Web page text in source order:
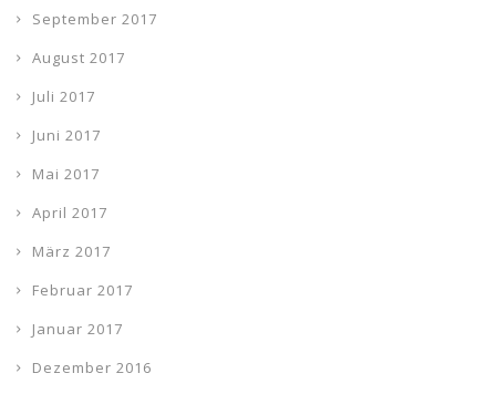
September 2017
August 2017
Juli 2017
Juni 2017
Mai 2017
April 2017
März 2017
Februar 2017
Januar 2017
Dezember 2016